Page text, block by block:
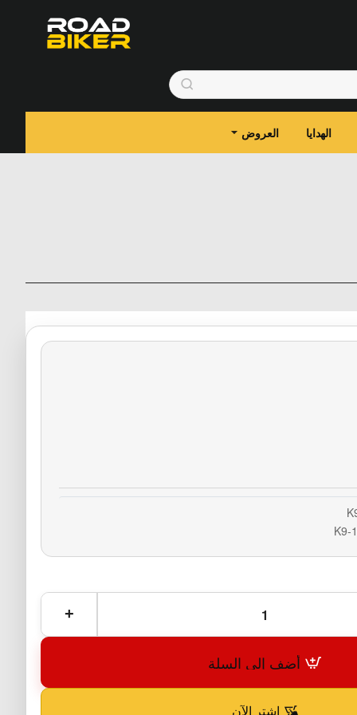
الهدايا العروض
K9-
أضف إلى السلة
اشترِ الآن